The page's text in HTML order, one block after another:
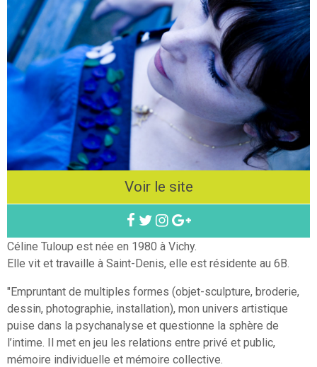
Voir le site
Céline Tuloup est née en 1980 à Vichy.
Elle vit et travaille à Saint-Denis, elle est résidente au 6B.
"Empruntant de multiples formes (objet-sculpture, broderie,
dessin, photographie, installation), mon univers artistique
puise dans la psychanalyse et questionne la sphère de
l’intime. Il met en jeu les relations entre privé et public,
mémoire individuelle et mémoire collective.